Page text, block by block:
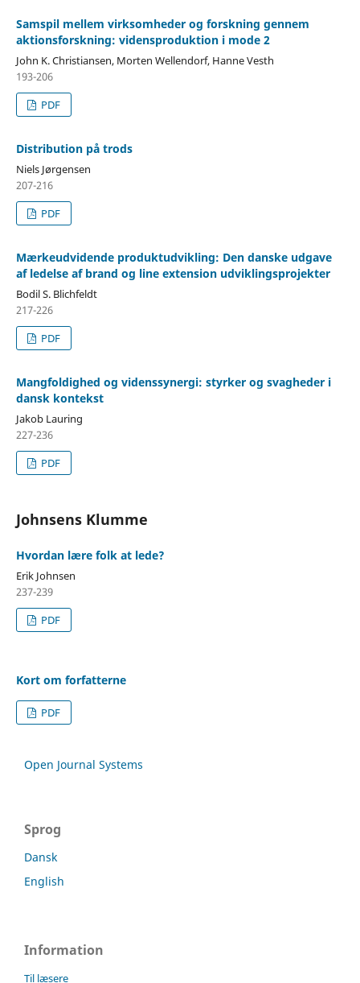
Samspil mellem virksomheder og forskning gennem
aktionsforskning: vidensproduktion i mode 2
John K. Christiansen, Morten Wellendorf, Hanne Vesth
193-206
PDF
Distribution på trods
Niels Jørgensen
207-216
PDF
Mærkeudvidende produktudvikling: Den danske udgave
af ledelse af brand og line extension udviklingsprojekter
Bodil S. Blichfeldt
217-226
PDF
Mangfoldighed og videnssynergi: styrker og svagheder i
dansk kontekst
Jakob Lauring
227-236
PDF
Johnsens Klumme
Hvordan lære folk at lede?
Erik Johnsen
237-239
PDF
Kort om forfatterne
PDF
Open Journal Systems
Sprog
Dansk
English
Information
Til læsere